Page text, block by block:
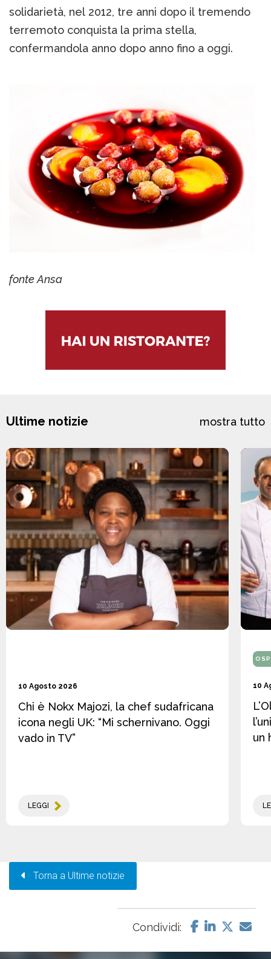
solidarietà, nel 2012, tre anni dopo il tremendo
terremoto conquista la prima stella,
confermandola anno dopo anno fino a oggi.
fonte Ansa
Ultime notizie mostra tutto
10 Agosto 2026
Chi è Nokx Majozi, la chef sudafricana
icona negli UK: “Mi schernivano. Oggi
vado in TV”
LEGGI
10
un
Torna a Ultime notizie
Condividi: